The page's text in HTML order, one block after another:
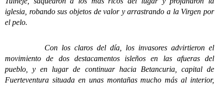
iglesia, robando sus objetos de valor y arrastrando a la Virgen por
el pelo.
Con los claros del día, los invasores advirtieron el
movimiento de dos destacamentos isleños en las afueras del
pueblo, y en lugar de continuar hacia Betancuria, capital de
Fuerteventura situada en unas montañas mucho más al interior,